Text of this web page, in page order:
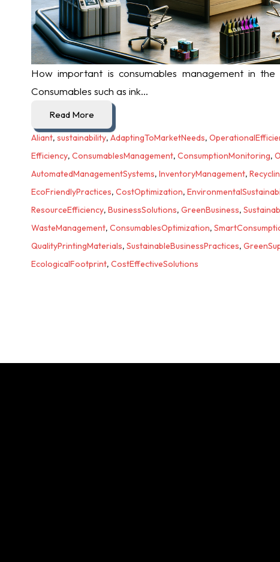
How important is consumables management in the
Consumables such as ink...
Read More
Aliant, sustainability, AdaptingToMarketNeeds,
Efficiency, ConsumablesManagement, ConsumptionMonitoring,
AutomatedManagementSystems, InventoryManagement,
EcoFriendlyPractices, CostOptimization,
ResourceEfficiency, BusinessSolutions, GreenBusiness,
WasteManagement, ConsumablesOptimization,
QualityPrintingMaterials, SustainableBusinessPractices,
EcologicalFootprint, CostEffectiveSolutions